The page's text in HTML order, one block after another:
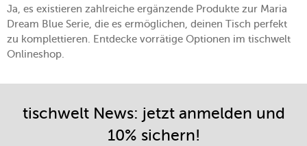
Ja, es existieren zahlreiche ergänzende Produkte zur Maria
Dream Blue Serie, die es ermöglichen, deinen Tisch perfekt
zu komplettieren. Entdecke vorrätige Optionen im tischwelt
Onlineshop.
tischwelt News: jetzt anmelden und
10% sichern!